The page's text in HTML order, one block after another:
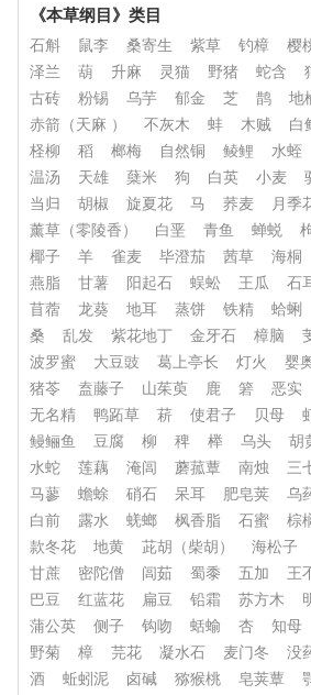
《本草纲目》类目
石斛 鼠李 桑寄生 紫草 钓樟 樱
泽兰
葫 升麻 灵猫 野猪 蛇含
古砖
粉锡 乌芋 郁金 芝 鹊 地
赤箭（天麻 ）
不灰木 蚌 木贼 白
柽柳
稻 榔梅 自然铜 鲮鲤 水蛭
温汤
天雄 蘖米 狗 白英 小麦
当归
胡椒 旋夏花 马 荞麦 月季
薰草（零陵香）
白垩 青鱼 蝉蜕
椰子
羊 雀麦 毕澄茄 茜草 海桐
燕脂
甘薯 阳起石 蜈蚣 王瓜 石
苜蓿
龙葵 地耳 蒸饼 铁精 蛤蜊
桑
乱发 紫花地丁 金牙石 樟脑
波罗蜜
大豆豉 葛上亭长 灯火 婴
猪苓
盍藤子 山茱萸 鹿 箬 恶实
无名精
鸭跖草 菥 使君子 贝母
鳗鲡鱼
豆腐 柳 稗 榉 乌头 胡
水蛇
莲藕 淹闾 蘑菰蕈 南烛 三
马蓼
蟾蜍 硝石 呆耳 肥皂荚 乌
白前
露水 蜣螂 枫香脂 石蜜 棕
款冬花
地黄 茈胡（柴胡） 海松子
甘蔗
密陀僧 闾茹 蜀黍 五加 王
巴豆
红蓝花 扁豆 铅霜 苏方木
蒲公英
侧子 钩吻 蛞蝓 杏 知母
野菊
樟 芫花 凝水石 麦门冬 没
酒
蚯蚓泥 卤碱 猕猴桃 皂荚蕈